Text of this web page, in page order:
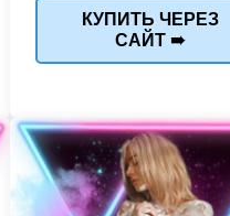
КУПИТЬ ЧЕРЕЗ
САЙТ ➠